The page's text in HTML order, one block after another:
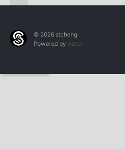
© 2026 stcheng
Powered by Astro